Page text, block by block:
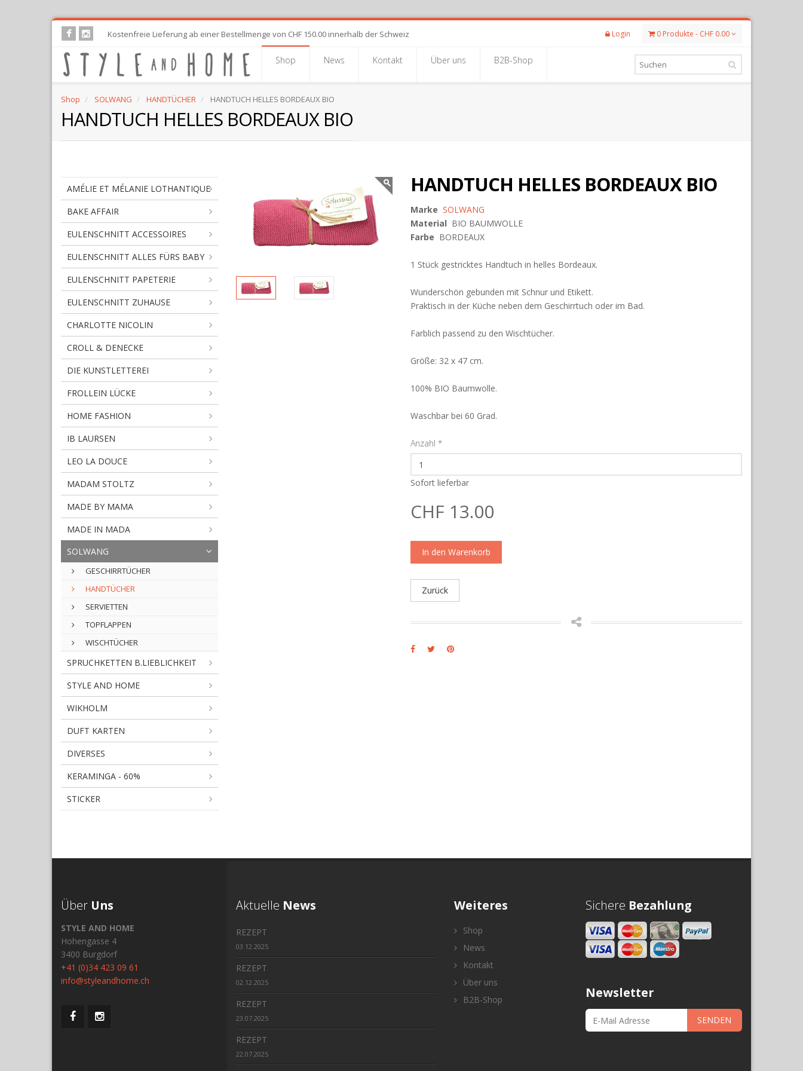
Skip
main
content
Kostenfreie Lieferung ab einer Bestellmenge von CHF 150.00 innerhalb der Schweiz Login 0 Produkte - CHF 0.00
Shop News Kontakt Über uns B2B-Shop
Shop SOLWANG HANDTÜCHER HANDTUCH HELLES BORDEAUX BIO
HANDTUCH HELLES BORDEAUX BIO
AMÉLIE ET MÉLANIE LOTHANTIQUE
BAKE AFFAIR
EULENSCHNITT ACCESSOIRES
EULENSCHNITT ALLES FÜRS BABY
EULENSCHNITT PAPETERIE
EULENSCHNITT ZUHAUSE
CHARLOTTE NICOLIN
CROLL & DENECKE
DIE KUNSTLETTEREI
FROLLEIN LÜCKE
HOME FASHION
IB LAURSEN
LEO LA DOUCE
MADAM STOLTZ
MADE BY MAMA
MADE IN MADA
SOLWANG
GESCHIRRTÜCHER
HANDTÜCHER
SERVIETTEN
TOPFLAPPEN
WISCHTÜCHER
SPRUCHKETTEN B.LIEBLICHKEIT
STYLE AND HOME
WIKHOLM
DUFT KARTEN
DIVERSES
KERAMINGA - 60%
STICKER
HANDTUCH HELLES BORDEAUX BIO
Marke SOLWANG
Material BIO BAUMWOLLE
Farbe BORDEAUX
1 Stück gestricktes Handtuch in helles Bordeaux.
Wunderschön gebunden mit Schnur und Etikett.
Praktisch in der Küche neben dem Geschirrtuch oder im Bad.
Farblich passend zu den Wischtücher.
Größe: 32 x 47 cm.
100% BIO Baumwolle.
Waschbar bei 60 Grad.
Anzahl *
Sofort lieferbar
CHF 13.00
In den Warenkorb
Zurück
Über Uns
STYLE AND HOME
Hohengasse 4
3400 Burgdorf
+41 (0)34 423 09 61
info@styleandhome.ch
Aktuelle News
REZEPT
03.12.2025
REZEPT
02.12.2025
REZEPT
23.07.2025
REZEPT
22.07.2025
Weiteres
Shop
News
Kontakt
Über uns
B2B-Shop
Sichere Bezahlung
Newsletter
SENDEN